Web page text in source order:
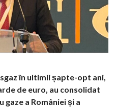
în ultimii șapte-opt ani,
de euro, au consolidat
a României și a